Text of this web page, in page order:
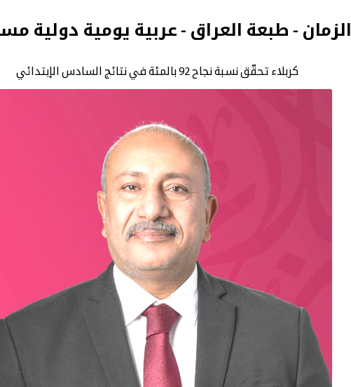
الزمان - طبعة العراق - عربية يومية دولية
كربلاء تحقّق نسبة نجاح 92 بالمئة في نتائج السادس الإبتدائي